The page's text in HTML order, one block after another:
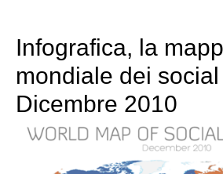
Infografica, la
mondiale dei
Dicembre 2010